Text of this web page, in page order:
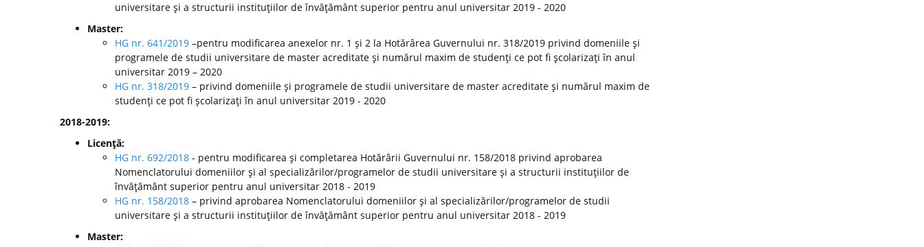
universitare şi a structurii instituţiilor de învăţământ superior pentru anul universitar 2019 - 2020
Master:
HG nr. 641/2019 –pentru modificarea anexelor nr. 1 şi 2 la Hotărârea Guvernului nr. 318/2019 privind domeniile şi
programele de studii universitare de master acreditate şi numărul maxim de studenţi ce pot fi şcolarizaţi în anul
universitar 2019 – 2020
HG nr. 318/2019 – privind domeniile şi programele de studii universitare de master acreditate şi numărul maxim de
studenţi ce pot fi şcolarizaţi în anul universitar 2019 - 2020
2018-2019:
Licenţă:
HG nr. 692/2018 - pentru modificarea şi completarea Hotărârii Guvernului nr. 158/2018 privind aprobarea
Nomenclatorului domeniilor şi al specializărilor/programelor de studii universitare şi a structurii instituţiilor de
învăţământ superior pentru anul universitar 2018 - 2019
HG nr. 158/2018 – privind aprobarea Nomenclatorului domeniilor şi al specializărilor/programelor de studii
universitare şi a structurii instituţiilor de învăţământ superior pentru anul universitar 2018 - 2019
Master: